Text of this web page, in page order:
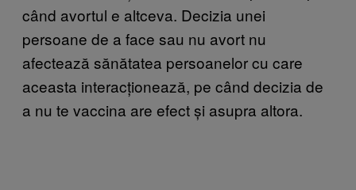
când avortul e altceva. Decizia unei
persoane de a face sau nu avort nu
afectează sănătatea persoanelor cu care
aceasta interacționează, pe când decizia de
a nu te vaccina are efect și asupra altora.